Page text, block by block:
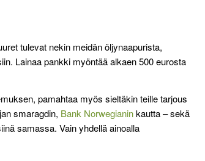
tulevat nekin meidän öljynaapurista,
Lainaa pankki myöntää alkaen 500 eurosta
pamahtaa myös sieltäkin teille tarjous
smaragdin, Bank Norwegianinkautta – sekä
samassa. Vain yhdellä ainoalla